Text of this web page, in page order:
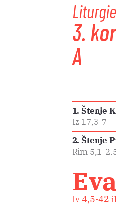
Liturgie
3.
A
1. Štenje
Iz 17,3-7
2. Štenje
Rim 5,1-
Iv 4,5-42